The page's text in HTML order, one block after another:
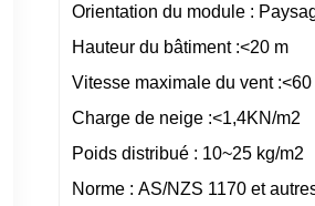
Orientation du module :
Hauteur du bâtiment :<20 m
Vitesse maximale du vent :<60
Charge de neige :<1,4KN/m2
Poids distribué : 10~25 kg/m2
Norme : AS/NZS 1170 et